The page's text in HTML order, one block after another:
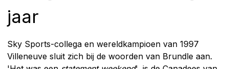
jaar
Sky Sports-collega en wereldkampioen van 1997
Villeneuve sluit zich bij de woorden van Brundle aan.